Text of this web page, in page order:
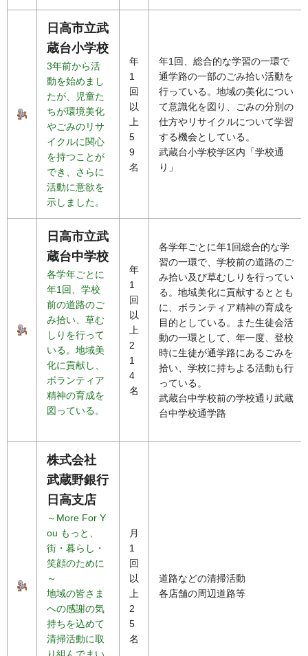
日高市立武
蔵台小学校
3年前から活
動を始めまし
たが、児童た
ちが環境美化
やごみのリサ
イクルに関心
を持つことが
でき、さらに
活動に意欲を
示しました。
年
1
回
以
上
5
9
名
年1回、総合的な学習の一環で
通学路の一部のごみ拾い活動を
行っている。地域の美化につい
て意識化を図り、ごみの分別の
仕方やリサイクルについて学習
する機会としている。
武蔵台小学校学区内「学校通
り」
日高市立武
蔵台中学校
各学年ごとに
年1回、学校
前の道路のご
み拾い、草む
しりを行って
いる。地域美
化に貢献し、
ボランティア
精神の育成を
図っている。
年
1
回
以
上
2
1
4
名
各学年ごとに年1回総合的な学
習の一環で、学校前の道路のご
み拾い及び草むしりを行ってい
る。地域美化に貢献するととも
に、ボランティア精神の育成を
目的としている。また生徒会活
動の一環として、年一度、登校
時に生徒が通学路にあるごみを
拾い、学校に持ちよる活動も行
っている。
武蔵台中学校前の学校通り武蔵
台中学校通学路
株式会社
武蔵野銀行
日高支店
～More For Y
ou もっと、
街・暮らし・
笑顔のために
～
地域の皆さま
への感謝の気
持ちを込めて
清掃活動に取
り組んでまい
月
1
回
以
上
2
5
名
道路などの清掃活動
各店舗の周辺道路等